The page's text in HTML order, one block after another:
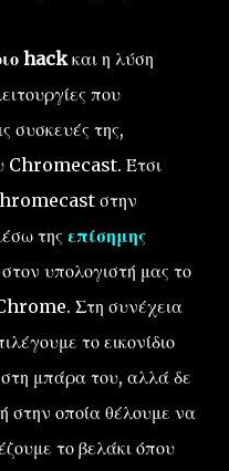
hackκαι η λύση
που
συσκευές της,
Chromecast. Έτσι
στην
της επίσημης
υπολογιστή μας το
Στη συνέχεια
το εικονίδιο
μπάρα του, αλλά δε
στην οποία θέλουμε να
το βελάκι όπου